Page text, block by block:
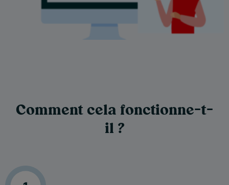
Comment cela fonctionne-t-
il ?